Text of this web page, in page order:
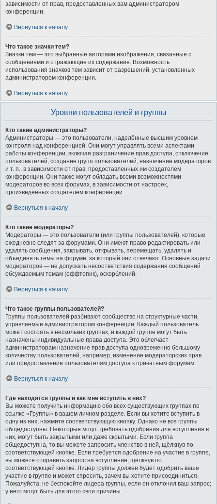
зависимости от прав, предоставленных вам администратором
конференции.
Вернуться к началу
Что такое значки тем?
Значки тем — это выбранные авторами изображения, связанные с
сообщениями и отражающие их содержание. Возможность
использования значков тем зависит от разрешений, установленных
администратором конференции.
Вернуться к началу
Уровни пользователей и группы
Кто такие администраторы?
Администраторы — это пользователи, наделённые высшим уровнем
контроля над конференцией. Они могут управлять всеми аспектами
работы конференции, включая разграничение прав доступа, отключение
пользователей, создание групп пользователей, назначение модераторов
и т. п., в зависимости от прав, предоставленных им создателем
конференции. Они также могут обладать всеми возможностями
модераторов во всех форумах, в зависимости от настроек,
произведённых создателем конференции.
Вернуться к началу
Кто такие модераторы?
Модераторы — это пользователи (или группы пользователей), которые
ежедневно следят за форумами. Они имеют право редактировать или
удалять сообщения, закрывать, открывать, перемещать, удалять и
объединять темы на форуме, за который они отвечают. Основные задачи
модераторов — не допускать несоответствия содержания сообщений
обсуждаемым темам (оффтопик), оскорблений.
Вернуться к началу
Что такое группы пользователей?
Группы пользователей разбивают сообщество на структурные части,
управляемые администратором конференции. Каждый пользователь
может состоять в нескольких группах, и каждой группе могут быть
назначены индивидуальные права доступа. Это облегчает
администраторам назначение прав доступа одновременно большому
количеству пользователей, например, изменение модераторских прав
или предоставление пользователям доступа к приватным форумам.
Вернуться к началу
Где находятся группы и как мне вступить в них?
Вы можете получить информацию обо всех существующих группах по
ссылке «Группы» в вашем личном разделе. Если вы хотите вступить в
одну из них, нажмите соответствующую кнопку. Однако не все группы
общедоступны. Некоторые могут требовать одобрения для вступления в
них, могут быть закрытыми или даже скрытыми. Если группа
общедоступна, то вы можете запросить членство в ней, щёлкнув по
соответствующей кнопке. Если требуется одобрение на участие в группе,
вы можете отправить запрос на вступление, щёлкнув по
соответствующей кнопке. Лидер группы должен будет одобрить ваше
участие в группе и может спросить, зачем вы хотите присоединиться.
Пожалуйста, не беспокойте лидера группы, если он отклонил ваш запрос;
у него могут быть для этого свои причины.